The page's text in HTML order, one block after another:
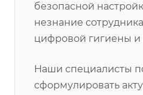
безопасной
незнание
цифровой гигиены
Наши специалисты
сформулировать